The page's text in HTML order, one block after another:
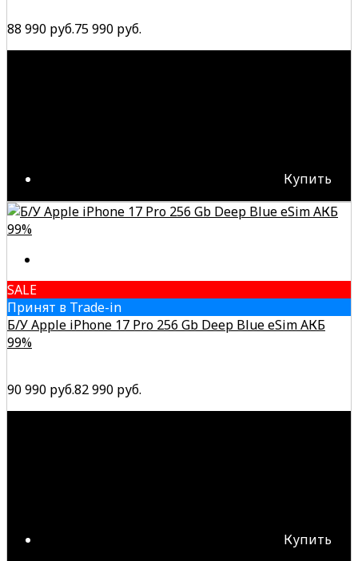
88 990 руб.75 990 руб.
Купить
SALE
Принят в Trade-in
Б/У Apple iPhone 17 Pro 256 Gb Deep Blue eSim АКБ
99%
90 990 руб.82 990 руб.
Купить